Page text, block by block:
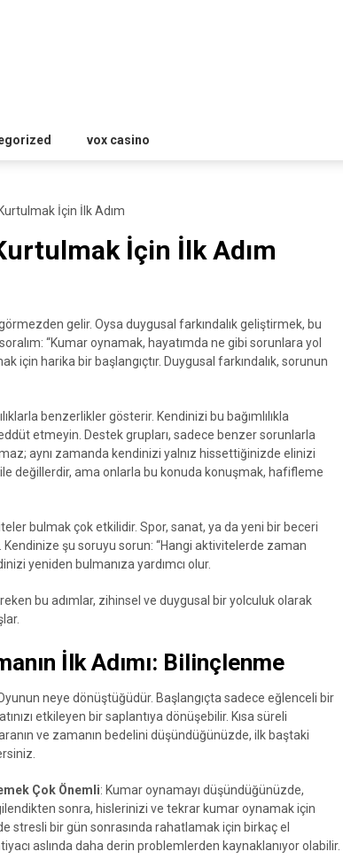
vox casino
İçin İlk Adım
İçin İlk Adım
gelir. Oysa duygusal farkındalık geliştirmek, bu
“Kumar oynamak, hayatımda ne gibi sorunlara yol
için harika bir başlangıçtır. Duygusal farkındalık, sorunun
benzerlikler gösterir. Kendinizi bu bağımlılıkla
etmeyin. Destek grupları, sadece benzer sorunlarla
aynı zamanda kendinizi yalnız hissettiğinizde elinizi
değillerdir, ama onlarla bu konuda konuşmak, hafifleme
bulmak çok etkilidir. Spor, sanat, ya da yeni bir beceri
şu soruyu sorun: “Hangi aktivitelerde zaman
yeniden bulmanıza yardımcı olur.
bu adımlar, zihinsel ve duygusal bir yolculuk olarak
İlk Adımı: Bilinçlenme
neye dönüştüğüdür. Başlangıçta sadece eğlenceli bir
etkileyen bir saplantıya dönüşebilir. Kısa süreli
ve zamanın bedelini düşündüğünüzde, ilk baştaki
Çok Önemli: Kumar oynamayı düşündüğünüzde,
sonra, hislerinizi ve tekrar kumar oynamak için
stresli bir gün sonrasında rahatlamak için birkaç el
aslında daha derin problemlerden kaynaklanıyor olabilir.